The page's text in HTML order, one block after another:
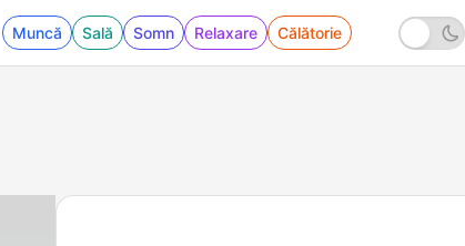
Muncă Sală Somn Relaxare Călătorie